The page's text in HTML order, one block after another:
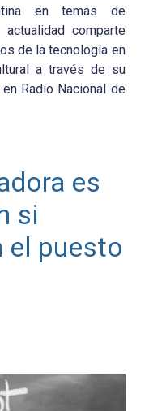
en temas de
comparte
de la tecnología en
a través de su
Radio Nacional de
es
si
el puesto